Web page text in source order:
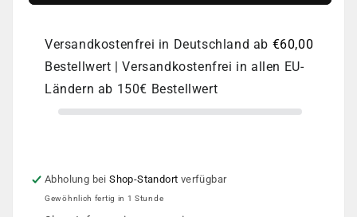
Versandkostenfrei in Deutschland ab €60,00
Bestellwert | Versandkostenfrei in allen EU-
Ländern ab 150€ Bestellwert
Abholung beiShop-Standort verfügbar
Gewöhnlich fertig in 1 Stunde